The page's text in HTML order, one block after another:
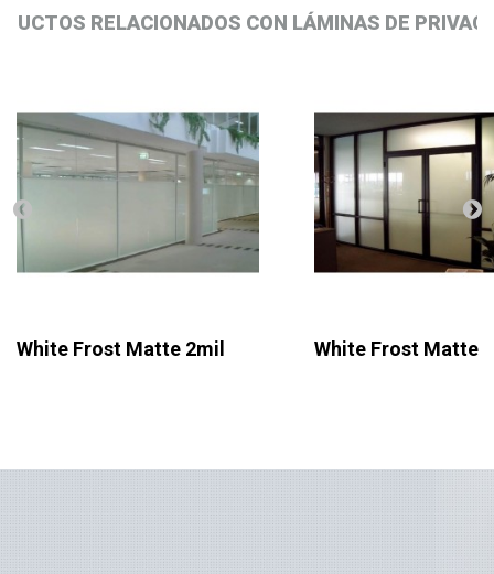
RELACIONADOS CON LÁMINAS DE
White Frost Matte 2mil White Frost Matte